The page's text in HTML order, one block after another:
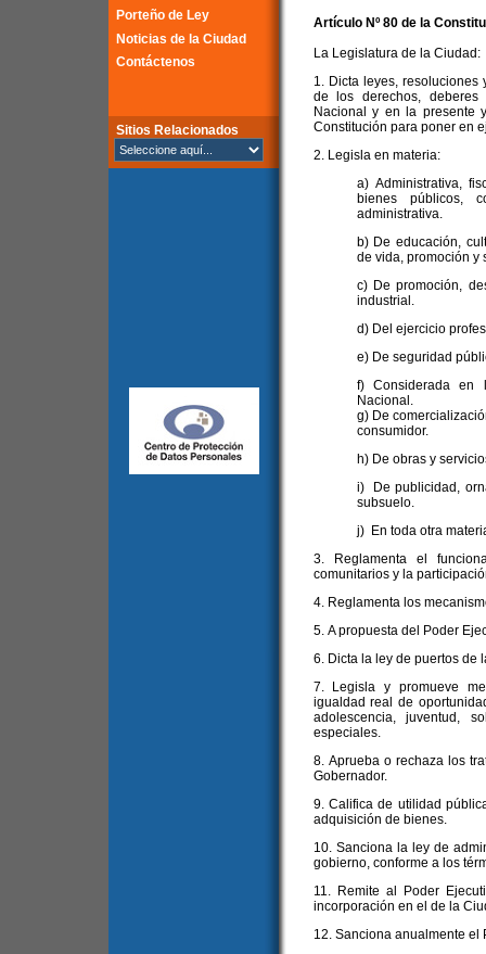
Porteño de Ley
Noticias de la Ciudad
Contáctenos
Sitios Relacionados
Artículo Nº 80 de la
La Legislatura de la Ciudad:
1. Dicta leyes,
de los derechos,
Nacional y en la presente
Constitución para poner en
2. Legisla en materia:
a) Administrativa,
bienes públicos,
administrativa.
b) De educación,
de vida, promoción y
c) De promoción,
industrial.
d) Del ejercicio
e) De seguridad
f) Considerada en
Nacional.
g) De
consumidor.
h) De obras y
i) De publicidad,
subsuelo.
j) En toda otra
3. Reglamenta el
comunitarios y la
4. Reglamenta los
5. A propuesta del Poder
6. Dicta la ley de puertos de
7. Legisla y promueve
igualdad real de
adolescencia, juventud,
especiales.
8. Aprueba o rechaza los
Gobernador.
9. Califica de utilidad
adquisición de bienes.
10. Sanciona la ley de
gobierno, conforme a los
11. Remite al Poder
incorporación en el de la
12. Sanciona anualmente el